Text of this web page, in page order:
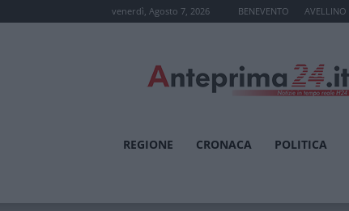
venerdì, Agosto 7, 2026 BENEVENTO AVELLINO
REGIONE CRONACA POLITICA